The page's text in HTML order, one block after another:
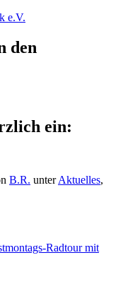
den
ein:
B.R. unterAktuelles,
Radtour mit